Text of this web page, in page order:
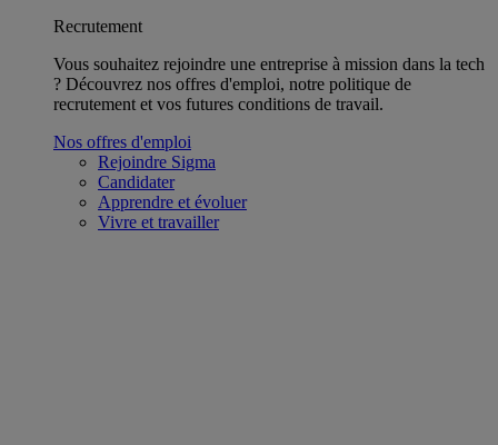
Recrutement
Vous souhaitez rejoindre une entreprise à mission dans la tech
? Découvrez nos offres d'emploi, notre politique de
recrutement et vos futures conditions de travail.
Nos offres d'emploi
Rejoindre Sigma
Candidater
Apprendre et évoluer
Vivre et travailler